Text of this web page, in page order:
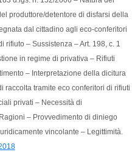
produttore/detentore di disfarsi della
dal cittadino agli eco-conferitori
rifiuto – Sussistenza – Art. 198, c. 1
in regime di privativa – Rifiuti
– Interpretazione della dicitura
raccolta tramite eco conferitori di rifiuti
privati – Necessità di
– Provvedimento di diniego
vincolante – Legittimità.